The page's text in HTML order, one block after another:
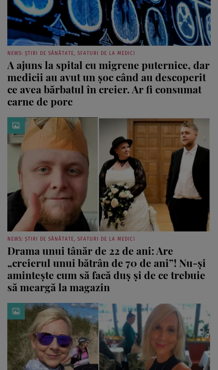
A ajuns la spital cu migrene puternice, dar
medicii au avut un șoc când au descoperit
ce avea bărbatul în creier. Ar fi consumat
carne de porc
Drama unui tânăr de 22 de ani: Are
„creierul unui bătrân de 70 de ani”! Nu-și
amintește cum să facă duș și de ce trebuie
să meargă la magazin